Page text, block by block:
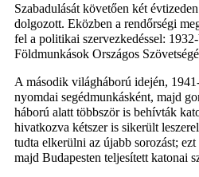
Szabadulását követően két
dolgozott. Eközben a rendőrségi
fel a politikai szervezkedéssel:
Földmunkások Országos
A második világháború idején,
nyomdai segédmunkásként, majd
háború alatt többször is behívták
hivatkozva kétszer is sikerült
tudta elkerülni az újabb sorozást;
majd Budapesten teljesített katonai